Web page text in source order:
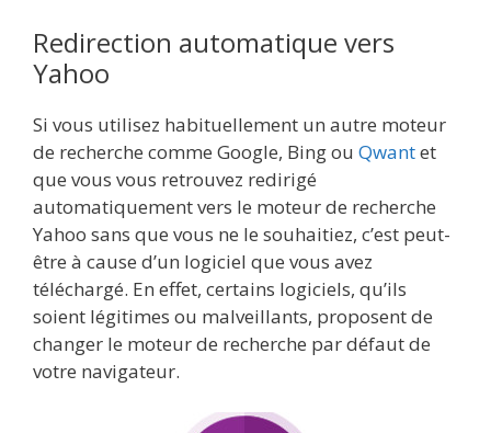
Redirection automatique vers
Yahoo
Si vous utilisez habituellement un autre moteur
de recherche comme Google, Bing ou Qwantet
que vous vous retrouvez redirigé
automatiquement vers le moteur de recherche
Yahoo sans que vous ne le souhaitiez, c’est peut-
être à cause d’un logiciel que vous avez
téléchargé. En effet, certains logiciels, qu’ils
soient légitimes ou malveillants, proposent de
changer le moteur de recherche par défaut de
votre navigateur.